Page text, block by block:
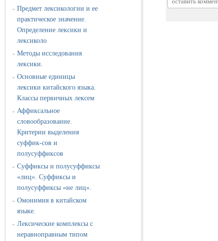
» Предмет лексикологии и ее
практическое значение.
Определение лексики и
лексиколо
» Методы исследования
лексики.
» Основные единицы
лексики китайского языка.
Классы первичных лексем
» Аффиксальное
словообразование.
Критерии выделения
суффик-сов и
полусуффиксов
» Суффиксы и полусуффиксы
«лиц». Суффиксы и
полусуффиксы «не лиц».
» Омонимия в китайском
языке.
» Лексические комплексы с
неравноправным типом